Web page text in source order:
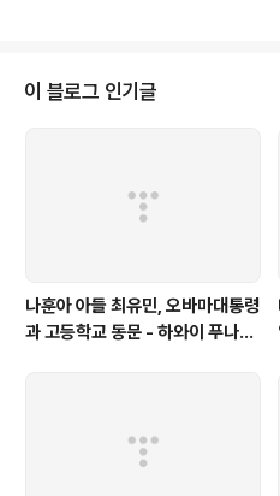
둘 수가 없었다’고 했다”고 전했다. 고인은
에 폭탄’ 등의 표현을 ..
이 블로그 인기글
나훈아 아들 최유민, 오바마대통령
과 고등학교 동문 - 하와이 푸나호